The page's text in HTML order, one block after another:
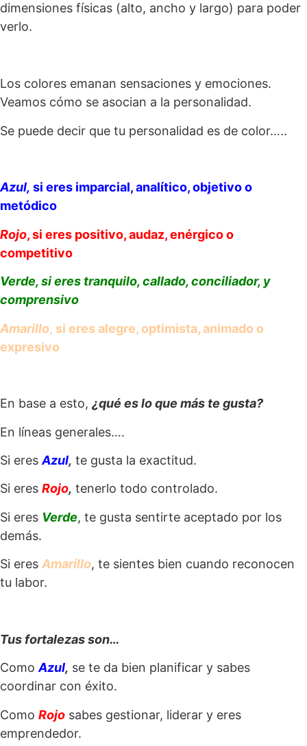
dimensiones físicas (alto, ancho y largo) para poder
verlo.
Los colores emanan sensaciones y emociones.
Veamos cómo se asocian a la personalidad.
Se puede decir que tu personalidad es de color…..
Azul, si eres imparcial, analítico, objetivo o
metódico
Rojo, si eres positivo, audaz, enérgico o
competitivo
Verde,si eres tranquilo, callado, conciliador, y
comprensivo
Amarillo, si eres alegre, optimista, animado o
expresivo
En base a esto, ¿qué es lo que más te gusta?
En líneas generales….
Si eres Azul, te gusta la exactitud.
Si eres Rojo, tenerlo todo controlado.
Si eres Verde, te gusta sentirte aceptado por los
demás.
Si eres Amarillo, te sientes bien cuando reconocen
tu labor.
Tus fortalezas son…
ComoAzul, se te da bien planificar y sabes
coordinar con éxito.
Como Rojo sabes gestionar, liderar y eres
emprendedor.